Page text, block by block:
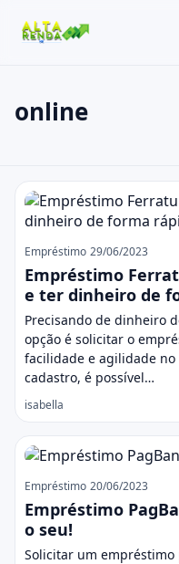
Conta Digital
Empréstimo
Finanças
Imóvel
Legal
Pressione Enter para
online
online
Empréstimo 29/06/2023
Empréstimo
e ter dinheiro de
Precisando de dinheiro
opção é solicitar o
facilidade e agilidade no
cadastro, é possível…
isabella
Empréstimo 20/06/2023
Empréstimo
o seu!
Solicitar um empréstimo